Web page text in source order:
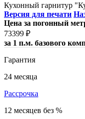
Кухонный гарнитур
Версия для печати
Цена за погонный
73399 ₽
за 1 п.м. базового
Гарантия
24 месяца
Рассрочка
12 месяцев без %